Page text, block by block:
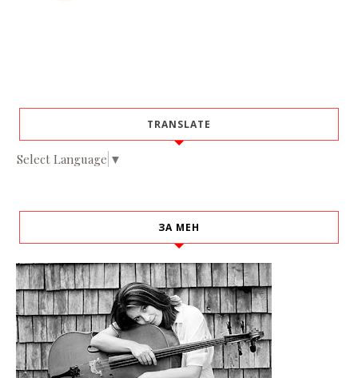
TRANSLATE
Select Language ▼
ЗА МЕН